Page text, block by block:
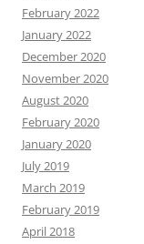
February 2022
January 2022
December 2020
November 2020
August 2020
February 2020
January 2020
July 2019
March 2019
February 2019
April 2018